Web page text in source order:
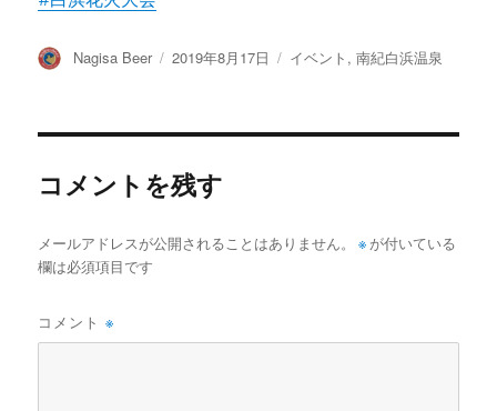
投
Nagisa Beer
投
2019年8月17日
カ
イベント ,南紀白浜温泉
コメントを残す
メールアドレスが公開されることはありません。 ※ が付いている
欄は必須項目です
コメント※